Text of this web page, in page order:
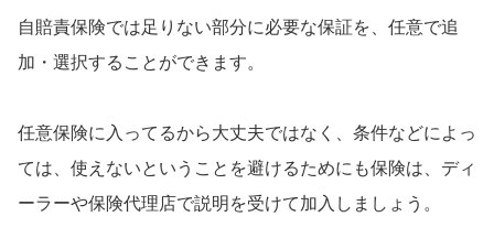
自賠責保険では足りない部分に必要な保証を、任意で追
加・選択することができます。
任意保険に入ってるから大丈夫ではなく、条件などによっ
ては、使えないということを避けるためにも保険は、ディ
ーラーや保険代理店で説明を受けて加入しましょう。